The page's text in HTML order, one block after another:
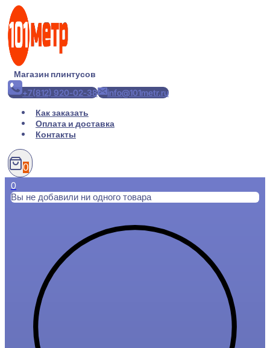
Перейти
содержимому
Магазин плинтусов
+7(812) 920-02-38
info@101metr.ru
Как заказать
Оплата и доставка
Контакты
0
0
Вы не добавили ни одного товара